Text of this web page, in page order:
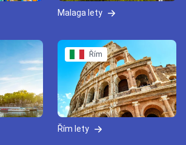
Malaga lety
Řím
Řím lety